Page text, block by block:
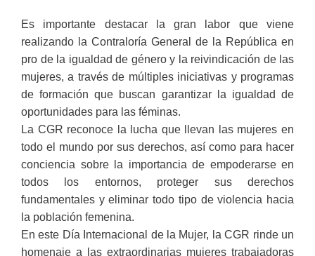
Es importante destacar la gran labor que viene
realizando la Contraloría General de la República en
pro de la igualdad de género y la reivindicación de las
mujeres, a través de múltiples iniciativas y programas
de formación que buscan garantizar la igualdad de
oportunidades para las féminas.
La CGR reconoce la lucha que llevan las mujeres en
todo el mundo por sus derechos, así como para hacer
conciencia sobre la importancia de empoderarse en
todos los entornos, proteger sus derechos
fundamentales y eliminar todo tipo de violencia hacia
la población femenina.
En este Día Internacional de la Mujer, la CGR rinde un
homenaje a las extraordinarias mujeres trabajadoras